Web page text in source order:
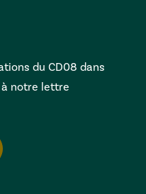
du CD08 dans
notre lettre